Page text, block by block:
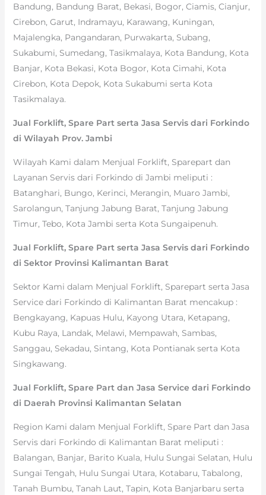
Bandung, Bandung Barat, Bekasi, Bogor, Ciamis, Cianjur,
Cirebon, Garut, Indramayu, Karawang, Kuningan,
Majalengka, Pangandaran, Purwakarta, Subang,
Sukabumi, Sumedang, Tasikmalaya, Kota Bandung, Kota
Banjar, Kota Bekasi, Kota Bogor, Kota Cimahi, Kota
Cirebon, Kota Depok, Kota Sukabumi serta Kota
Tasikmalaya.
Jual Forklift, Spare Part serta Jasa Servis dari Forkindo
di Wilayah Prov. Jambi
Wilayah Kami dalam Menjual Forklift, Sparepart dan
Layanan Servis dari Forkindo di Jambi meliputi :
Batanghari, Bungo, Kerinci, Merangin, Muaro Jambi,
Sarolangun, Tanjung Jabung Barat, Tanjung Jabung
Timur, Tebo, Kota Jambi serta Kota Sungaipenuh.
Jual Forklift, Spare Part serta Jasa Servis dari Forkindo
di Sektor Provinsi Kalimantan Barat
Sektor Kami dalam Menjual Forklift, Sparepart serta Jasa
Service dari Forkindo di Kalimantan Barat mencakup :
Bengkayang, Kapuas Hulu, Kayong Utara, Ketapang,
Kubu Raya, Landak, Melawi, Mempawah, Sambas,
Sanggau, Sekadau, Sintang, Kota Pontianak serta Kota
Singkawang.
Jual Forklift, Spare Part dan Jasa Service dari Forkindo
di Daerah Provinsi Kalimantan Selatan
Region Kami dalam Menjual Forklift, Spare Part dan Jasa
Servis dari Forkindo di Kalimantan Barat meliputi :
Balangan, Banjar, Barito Kuala, Hulu Sungai Selatan, Hulu
Sungai Tengah, Hulu Sungai Utara, Kotabaru, Tabalong,
Tanah Bumbu, Tanah Laut, Tapin, Kota Banjarbaru serta